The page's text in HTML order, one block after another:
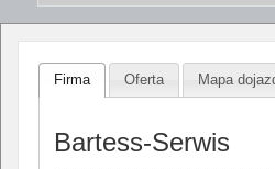
Firma Oferta Mapa
Bartess-Serwis